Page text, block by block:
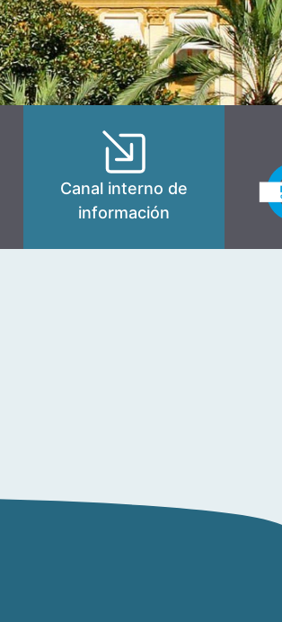
Canal interno de
información